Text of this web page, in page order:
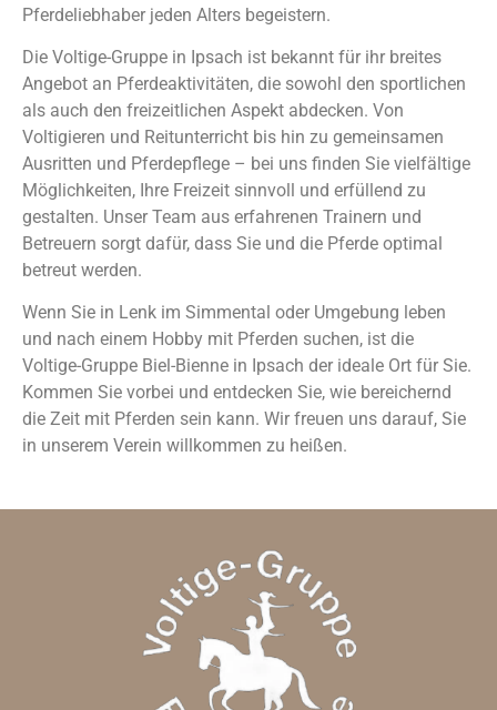
Pferdeliebhaber jeden Alters begeistern.
Die Voltige-Gruppe in Ipsach ist bekannt für ihr breites
Angebot an Pferdeaktivitäten, die sowohl den sportlichen
als auch den freizeitlichen Aspekt abdecken. Von
Voltigieren und Reitunterricht bis hin zu gemeinsamen
Ausritten und Pferdepflege – bei uns finden Sie vielfältige
Möglichkeiten, Ihre Freizeit sinnvoll und erfüllend zu
gestalten. Unser Team aus erfahrenen Trainern und
Betreuern sorgt dafür, dass Sie und die Pferde optimal
betreut werden.
Wenn Sie in Lenk im Simmental oder Umgebung leben
und nach einem Hobby mit Pferden suchen, ist die
Voltige-Gruppe Biel-Bienne in Ipsach der ideale Ort für Sie.
Kommen Sie vorbei und entdecken Sie, wie bereichernd
die Zeit mit Pferden sein kann. Wir freuen uns darauf, Sie
in unserem Verein willkommen zu heißen.